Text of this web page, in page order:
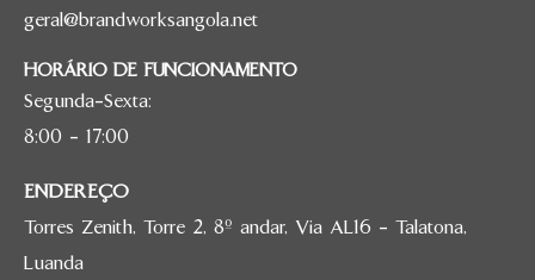
geral@brandworksangola.net
HORÁRIO DE FUNCIONAMENTO
Segunda-Sexta:
8:00 – 17:00
ENDEREÇO
Torres Zenith, Torre 2, 8º andar, Via AL16 – Talatona,
Luanda